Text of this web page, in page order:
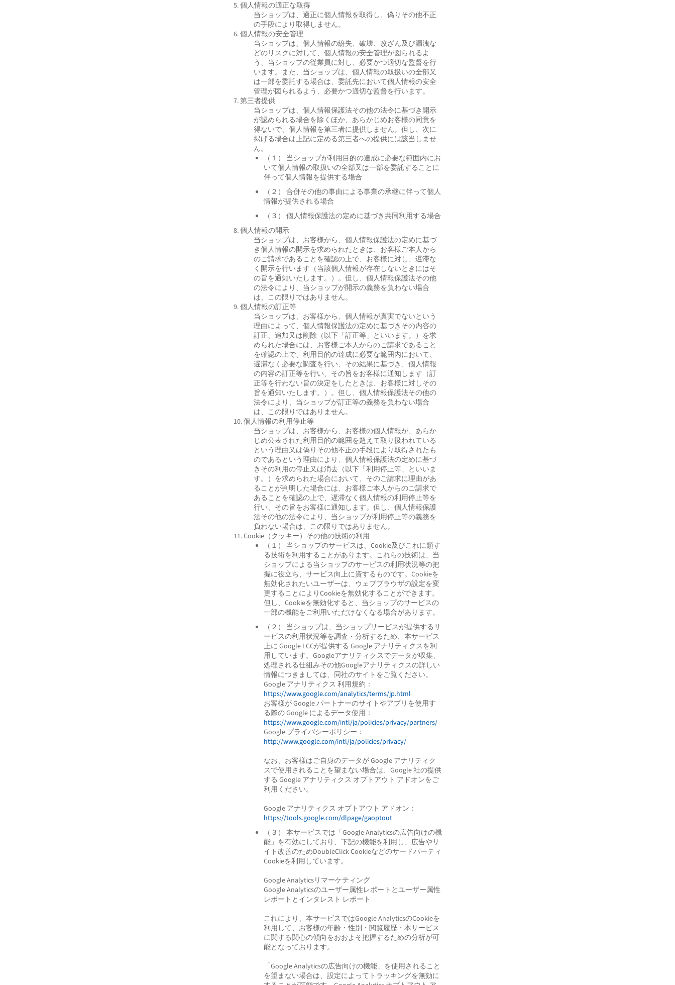
5. 個人情報の適正な取得
当ショップは、適正に個人情報を取得し、偽りその他不正
の手段により取得しません。
6. 個人情報の安全管理
当ショップは、個人情報の紛失、破壊、改ざん及び漏洩な
どのリスクに対して、個人情報の安全管理が図られるよ
う、当ショップの従業員に対し、必要かつ適切な監督を行
います。また、当ショップは、個人情報の取扱いの全部又
は一部を委託する場合は、委託先において個人情報の安全
管理が図られるよう、必要かつ適切な監督を行います。
7. 第三者提供
当ショップは、個人情報保護法その他の法令に基づき開示
が認められる場合を除くほか、あらかじめお客様の同意を
得ないで、個人情報を第三者に提供しません。但し、次に
掲げる場合は上記に定める第三者への提供には該当しませ
ん。
（１） 当ショップが利用目的の達成に必要な範囲内にお
いて個人情報の取扱いの全部又は一部を委託することに
伴って個人情報を提供する場合
（２） 合併その他の事由による事業の承継に伴って個人
情報が提供される場合
（３） 個人情報保護法の定めに基づき共同利用する場合
8. 個人情報の開示
当ショップは、お客様から、個人情報保護法の定めに基づ
き個人情報の開示を求められたときは、お客様ご本人から
のご請求であることを確認の上で、お客様に対し、遅滞な
く開示を行います（当該個人情報が存在しないときにはそ
の旨を通知いたします。）。但し、個人情報保護法その他
の法令により、当ショップが開示の義務を負わない場合
は、この限りではありません。
9. 個人情報の訂正等
当ショップは、お客様から、個人情報が真実でないという
理由によって、個人情報保護法の定めに基づきその内容の
訂正、追加又は削除（以下「訂正等」といいます。）を求
められた場合には、お客様ご本人からのご請求であること
を確認の上で、利用目的の達成に必要な範囲内において、
遅滞なく必要な調査を行い、その結果に基づき、個人情報
の内容の訂正等を行い、その旨をお客様に通知します（訂
正等を行わない旨の決定をしたときは、お客様に対しその
旨を通知いたします。）。但し、個人情報保護法その他の
法令により、当ショップが訂正等の義務を負わない場合
は、この限りではありません。
10. 個人情報の利用停止等
当ショップは、お客様から、お客様の個人情報が、あらか
じめ公表された利用目的の範囲を超えて取り扱われている
という理由又は偽りその他不正の手段により取得されたも
のであるという理由により、個人情報保護法の定めに基づ
きその利用の停止又は消去（以下「利用停止等」といいま
す。）を求められた場合において、そのご請求に理由があ
ることが判明した場合には、お客様ご本人からのご請求で
あることを確認の上で、遅滞なく個人情報の利用停止等を
行い、その旨をお客様に通知します。但し、個人情報保護
法その他の法令により、当ショップが利用停止等の義務を
負わない場合は、この限りではありません。
11. Cookie（クッキー）その他の技術の利用
（１） 当ショップのサービスは、Cookie及びこれに類す
る技術を利用することがあります。これらの技術は、当
ショップによる当ショップのサービスの利用状況等の把
握に役立ち、サービス向上に資するものです。Cookieを
無効化されたいユーザーは、ウェブブラウザの設定を変
更することによりCookieを無効化することができます。
但し、Cookieを無効化すると、当ショップのサービスの
一部の機能をご利用いただけなくなる場合があります。
（２） 当ショップは、当ショップサービスが提供するサ
ービスの利用状況等を調査・分析するため、本サービス
上に Google LCCが提供する Google アナリティクスを利
用しています。Googleアナリティクスでデータが収集、
処理される仕組みその他Googleアナリティクスの詳しい
情報につきましては、同社のサイトをご覧ください。
Google アナリティクス 利用規約：
https://www.google.com/analytics/terms/jp.html
お客様が Google パートナーのサイトやアプリを使用す
る際の Google によるデータ使用：
https://www.google.com/intl/ja/policies/privacy/partners/
Google プライバシーポリシー：
http://www.google.com/intl/ja/policies/privacy/
なお、お客様はご自身のデータが Google アナリティク
スで使用されることを望まない場合は、Google 社の提供
する Google アナリティクス オプトアウト アドオンをご
利用ください。
Google アナリティクス オプトアウト アドオン：
https://tools.google.com/dlpage/gaoptout
（３） 本サービスでは「Google Analyticsの広告向けの機
能」を有効にしており、下記の機能を利用し、広告やサ
イト改善のためDoubleClick Cookieなどのサードパーティ
Cookieを利用しています。
Google Analyticsリマーケティング
Google Analyticsのユーザー属性レポートとユーザー属性
レポートとインタレスト レポート
これにより、本サービスではGoogle AnalyticsのCookieを
利用して、お客様の年齢・性別・閲覧履歴・本サービス
に関する関心の傾向をおおよそ把握するための分析が可
能となっております。
「Google Analyticsの広告向けの機能」を使用されること
を望まない場合は、設定によってトラッキングを無効に